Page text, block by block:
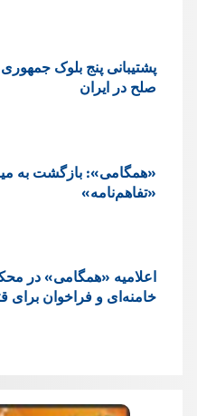
پشتيبانی پنج بلوک
صلح در ایران
«همگامی»: بازگشت به
«تفاهم‌نامه»
اعلامیه «همگامی» در
خامنه‌ای و فراخوان برای